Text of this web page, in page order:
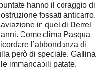
hanno il coraggio di
fossati anticarro.
in quel di Berrel
Come clima Pasqua
l’abbondanza di
però di speciale. Gallina
immancabili patate.